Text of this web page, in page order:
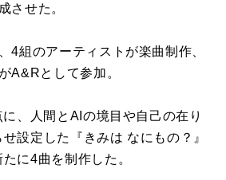
させた。
4組のアーティストが楽曲制作、
A&Rとして参加。
、人間とAIの境目や自己の在り
設定した『きみは なにもの？』
に4曲を制作した。